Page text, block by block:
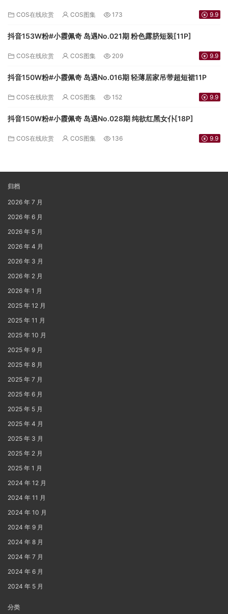
COS在线欣赏 COS图集 173 9.9
抖音153W粉#小霞佩奇 岛遇No.021期 粉色露脐短装[11P]
COS在线欣赏 COS图集 209 9.9
抖音150W粉#小霞佩奇 岛遇No.016期 轻薄居家吊带超短裙11P
COS在线欣赏 COS图集 152 9.9
抖音150W粉#小霞佩奇 岛遇No.028期 纯欲红黑女仆[18P]
COS在线欣赏 COS图集 136 9.9
归档
2026 年 7 月
2026 年 6 月
2026 年 5 月
2026 年 4 月
2026 年 3 月
2026 年 2 月
2026 年 1 月
2025 年 12 月
2025 年 11 月
2025 年 10 月
2025 年 9 月
2025 年 8 月
2025 年 7 月
2025 年 6 月
2025 年 5 月
2025 年 4 月
2025 年 3 月
2025 年 2 月
2025 年 1 月
2024 年 12 月
2024 年 11 月
2024 年 10 月
2024 年 9 月
2024 年 8 月
2024 年 7 月
2024 年 6 月
2024 年 5 月
分类